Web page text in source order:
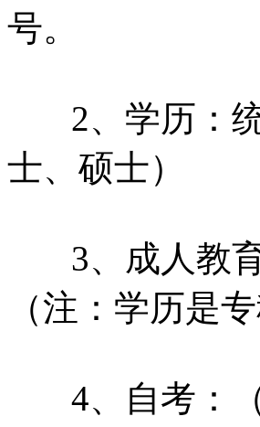
号。
2、学历：统
士、硕士）
3、成人教育
（注：学历是
4、自考：（